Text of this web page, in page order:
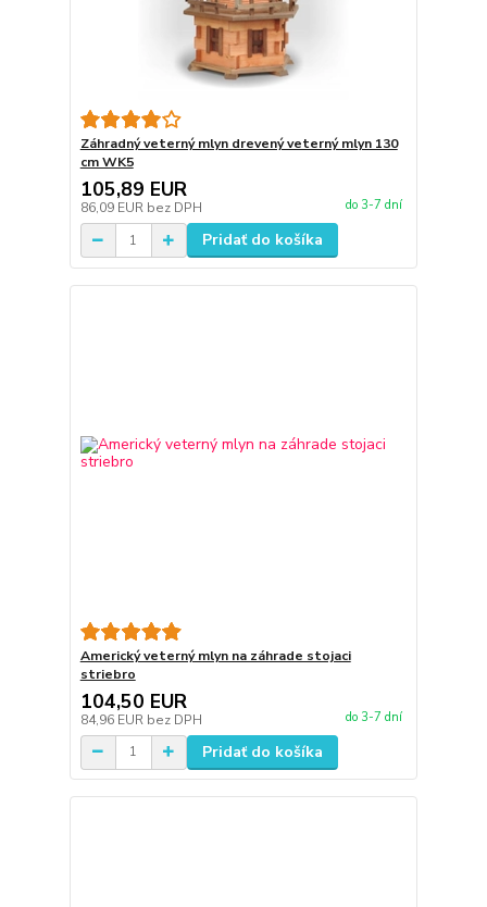
Záhradný veterný mlyn drevený veterný mlyn 130
cm WK5
105,89 EUR
86,09 EUR bez DPH do 3-7 dní
Pridať do košíka
Americký veterný mlyn na záhrade stojaci
striebro
104,50 EUR
84,96 EUR bez DPH do 3-7 dní
Pridať do košíka